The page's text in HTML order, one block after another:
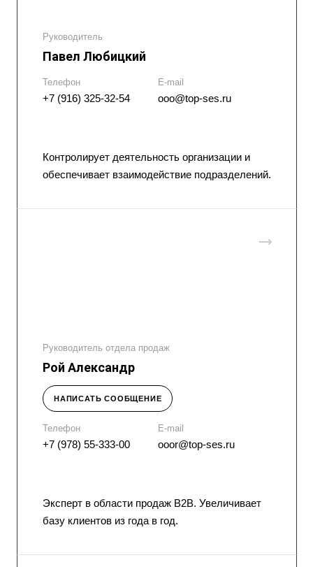
Руководитель
Павел Любицкий
Телефон
+7 (916) 325-32-54
E-mail
ooo@top-ses.ru
Контролирует деятельность организации и
обеспечивает взаимодействие подразделений.
Руководитель отдела продаж
Рой Александр
НАПИСАТЬ СООБЩЕНИЕ
Телефон
+7 (978) 55-333-00
E-mail
ooor@top-ses.ru
Эксперт в области продаж B2B. Увеличивает
базу клиентов из года в год.